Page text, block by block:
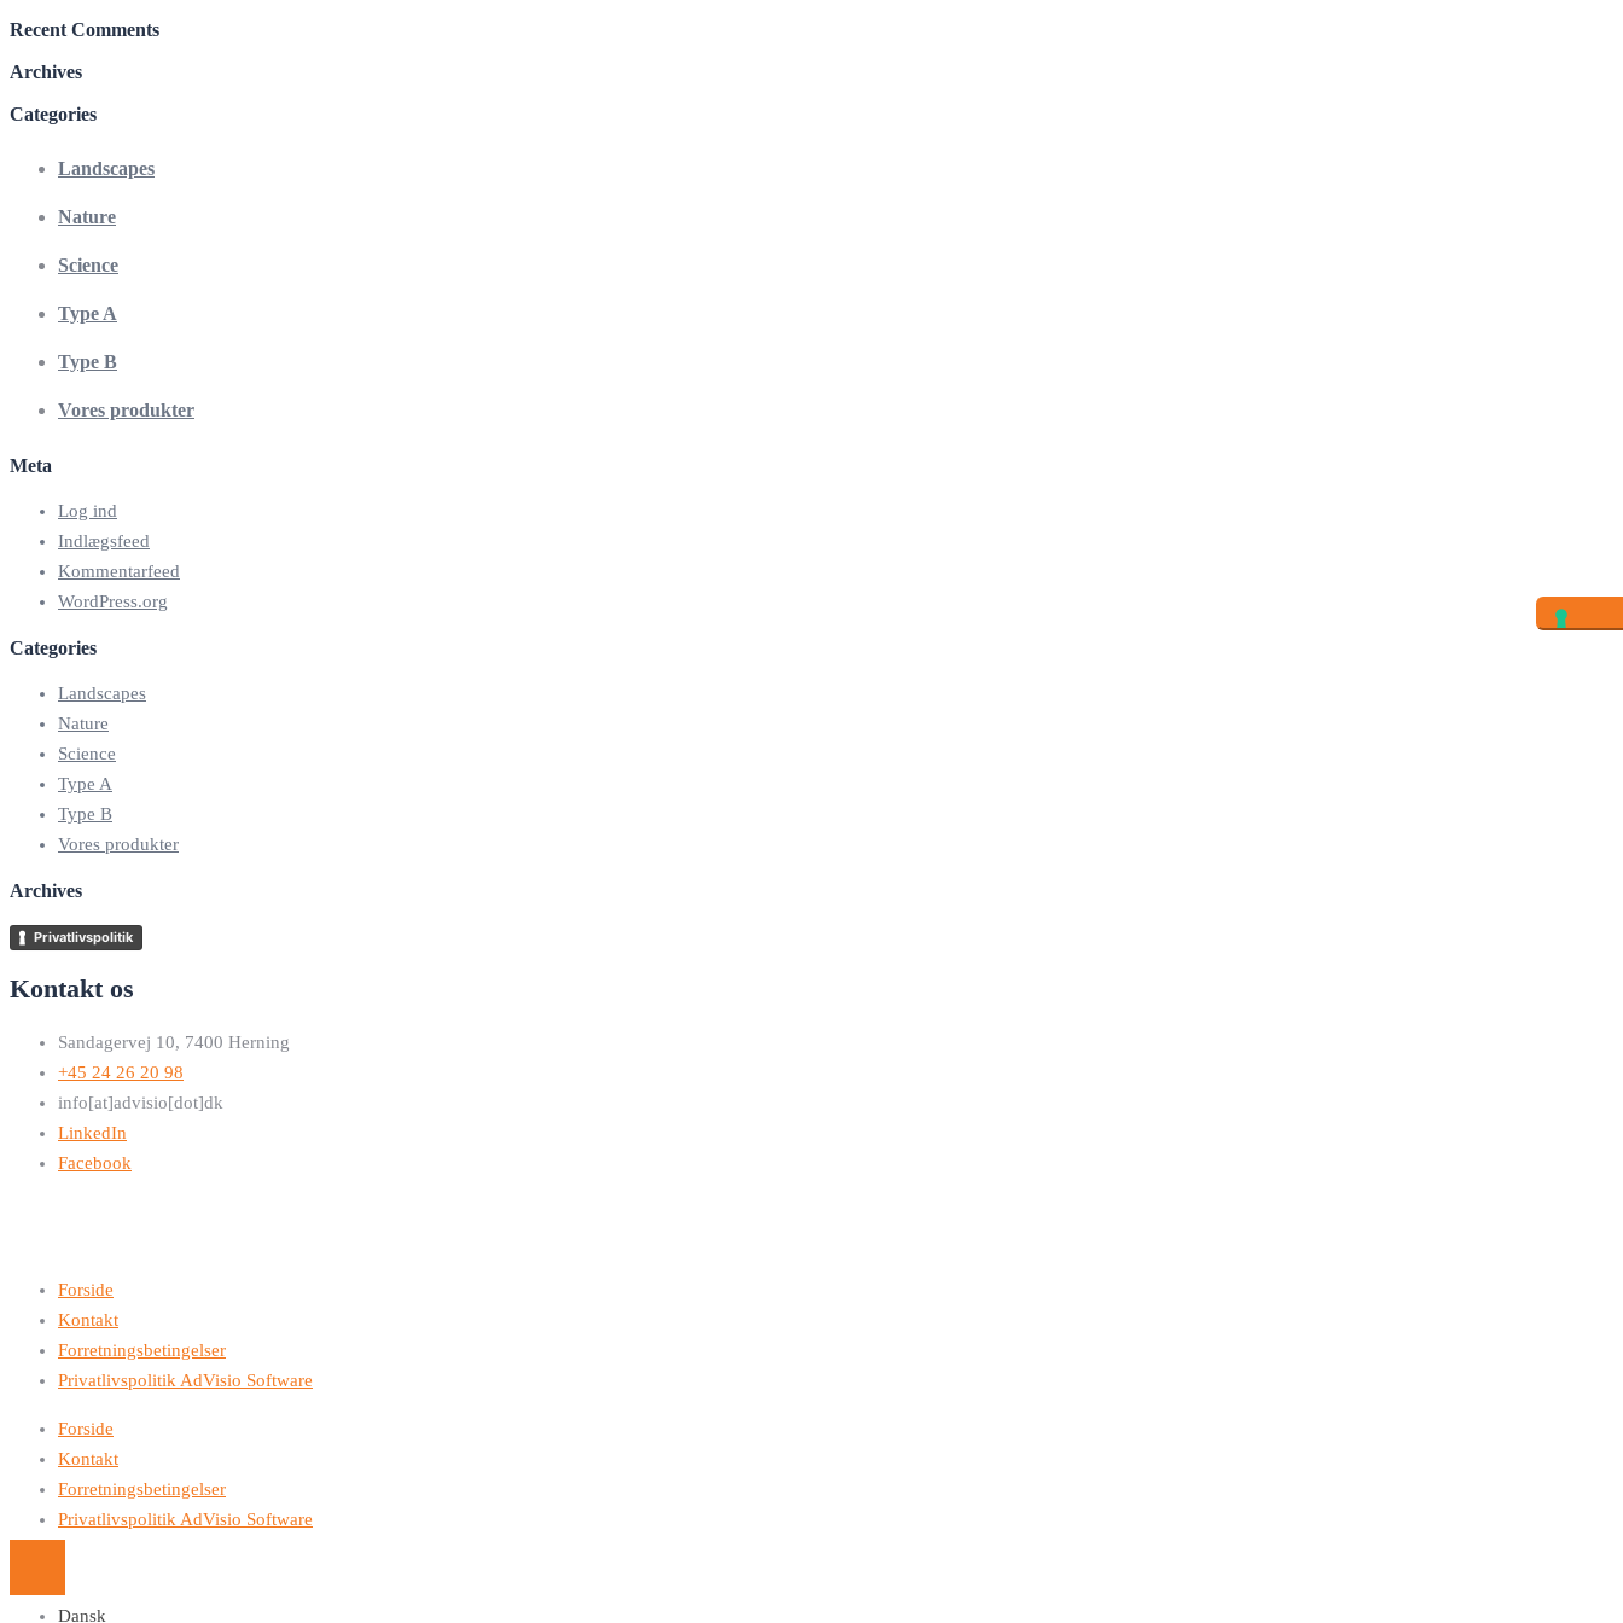
Recent Comments
Archives
Categories
Landscapes
Nature
Science
Type A
Type B
Vores produkter
Meta
Log ind
Indlægsfeed
Kommentarfeed
WordPress.org
Categories
Landscapes
Nature
Science
Type A
Type B
Vores produkter
Archives
Privatlivspolitik
Kontakt os
Sandagervej 10, 7400 Herning
+45 24 26 20 98
info[at]advisio[dot]dk
LinkedIn
Facebook
Forside
Kontakt
Forretningsbetingelser
Privatlivspolitik AdVisio Software
Forside
Kontakt
Forretningsbetingelser
Privatlivspolitik AdVisio Software
Dansk